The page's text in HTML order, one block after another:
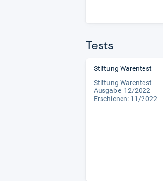
Tests
Stiftung Warentest
Stiftung Warentest
Ausgabe: 12/2022
Erschienen: 11/2022